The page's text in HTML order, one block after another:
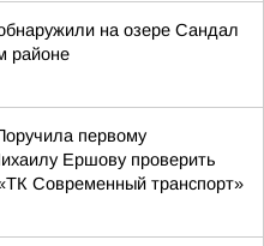
на озере Сандал
районе
первому
Ершову проверить
Современный транспорт»